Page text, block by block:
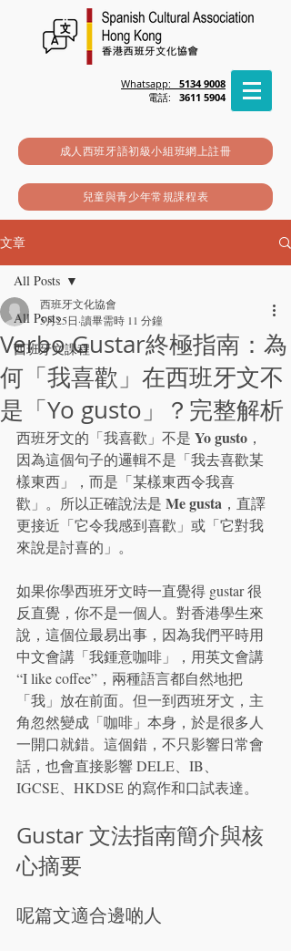
Whatsapp: 5134 9008
電話: 3611 5904
成人西班牙語初級小組班網上註冊
兒童與青少年常規課程表
文章
All Posts
西班牙文課程
All Posts
Verbo Gustar終極指南：為
何「我喜歡」在西班牙文不
是「Yo gusto」？完整解析
西班牙文化協會
5月25日 讀畢需時 11 分鐘
西班牙文的「我喜歡」不是 Yo gusto ，
因為這個句子的邏輯不是「我去喜歡某
樣東西」，而是「某樣東西令我喜
歡」。所以正確說法是 Me gusta ，直譯
更接近「它令我感到喜歡」或「它對我
來說是討喜的」。
如果你學西班牙文時一直覺得 gustar 很
反直覺，你不是一個人。對香港學生來
說，這個位最易出事，因為我們平時用
中文會講「我鍾意咖啡」，用英文會講
“I like coffee”，兩種語言都自然地把
「我」放在前面。但一到西班牙文，主
角忽然變成「咖啡」本身，於是很多人
一開口就錯。這個錯，不只影響日常會
話，也會直接影響 DELE、IB、
IGCSE、HKDSE 的寫作和口試表達。
Gustar 文法指南簡介與核
心摘要
呢篇文適合邊啲人